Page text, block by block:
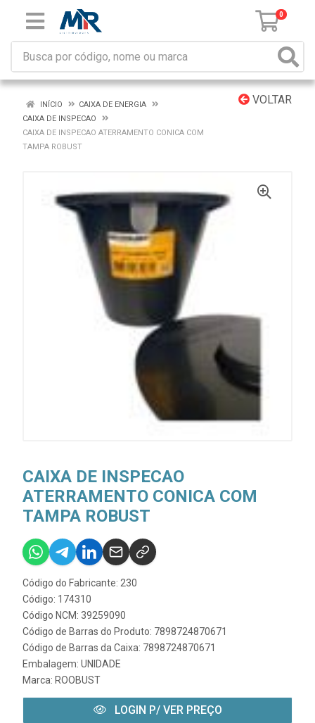
0
VOLTAR
INÍCIO
CAIXA DE ENERGIA
CAIXA DE INSPECAO
CAIXA DE INSPECAO ATERRAMENTO CONICA COM
TAMPA ROBUST
CAIXA DE INSPECAO
ATERRAMENTO CONICA COM
TAMPA ROBUST
Código do Fabricante: 230
Código: 174310
Código NCM: 39259090
Código de Barras do Produto: 7898724870671
Código de Barras da Caixa: 7898724870671
Embalagem: UNIDADE
Marca: ROOBUST
LOGIN P/ VER PREÇO